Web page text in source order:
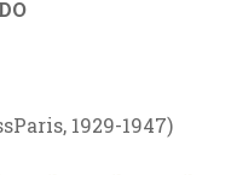
1929-1947)